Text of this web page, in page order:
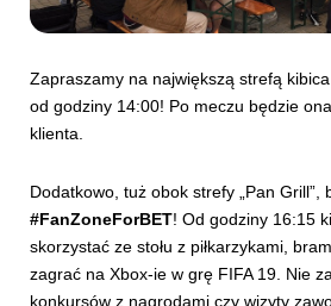
Zapraszamy na największą strefą
od godziny 14:00! Po meczu będzie
klienta.
Dodatkowo, tuż obok strefy „Pan Grill”,
#FanZoneForBET! Od godziny 16:15
skorzystać ze stołu z piłkarzykami,
zagrać na Xbox-ie w grę FIFA 19. Nie
konkursów z nagrodami czy wizyty